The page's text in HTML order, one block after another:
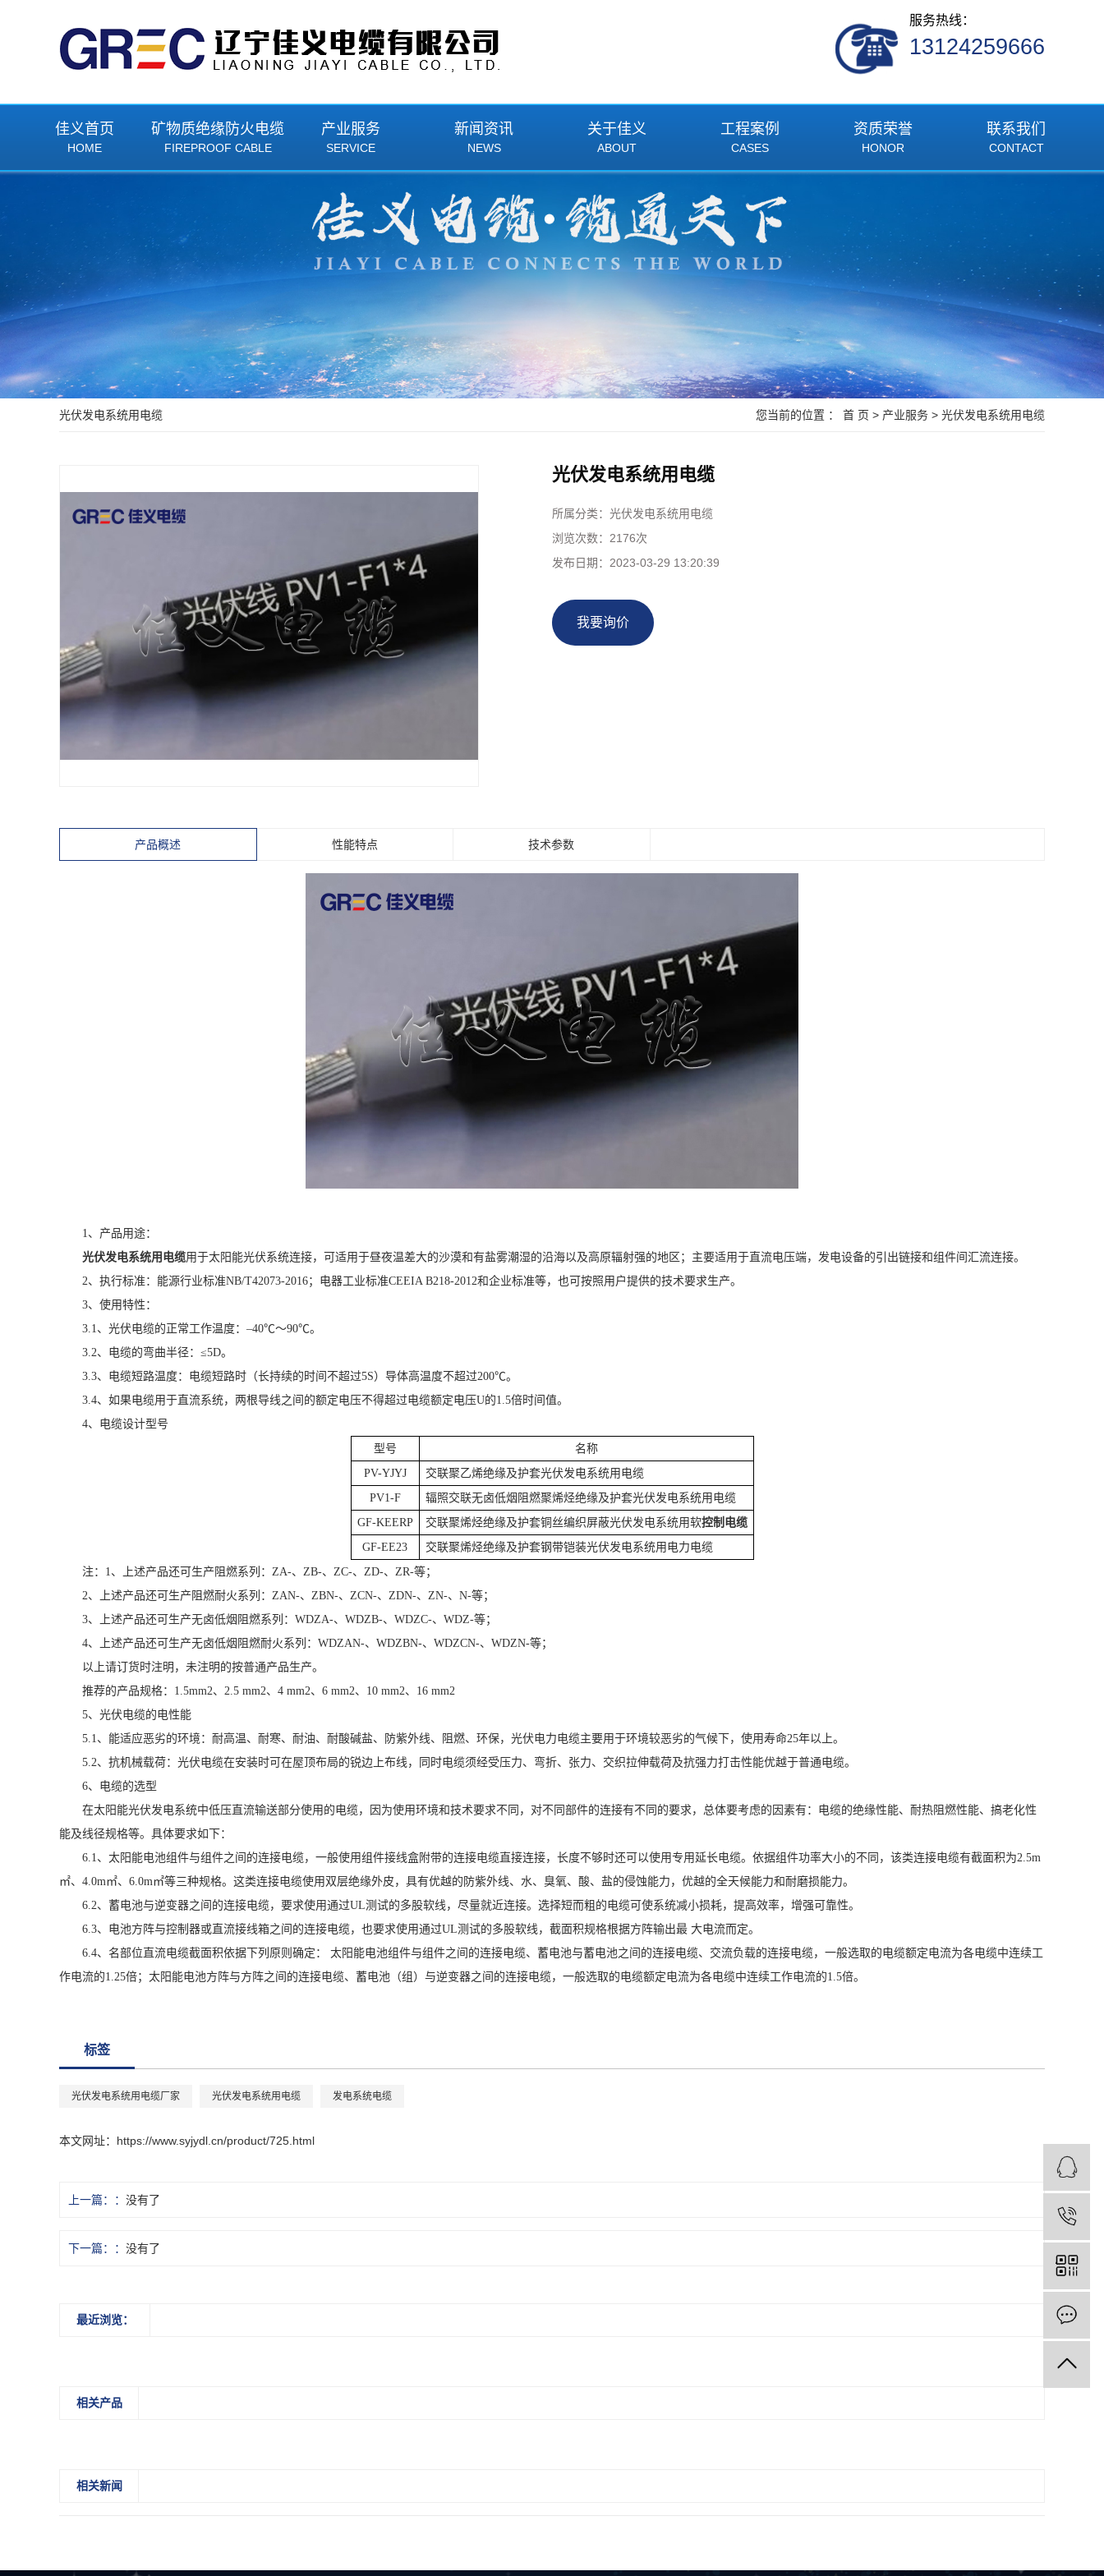
服务热线：
13124259666
佳义首页
HOME
矿物质绝缘防火电缆
FIREPROOF CABLE
BTLY(NG-A)隔离型矿物质绝缘防火电缆
YTTW柔性矿物质绝缘防火电缆
RTTZ柔性矿物质绝缘防火电缆
JRTHGY矿物质绝缘电加热防火电缆
YRTHGYA矿物质绝缘油井加热防火电缆
产业服务
SERVICE
BTLY(NG-A)隔离型矿物质绝缘防火电缆
YTTW柔性矿物质绝缘防火电缆
JRTHGY矿物质绝缘电加热防火电缆
YRTHGYA矿物质绝缘油井加热防火电缆
HFTGB不锈钢柔性防火电缆
绿色环保型电力电缆
绿色环保型控制电缆
塑料绝缘电力电缆
塑料绝缘电线和软线
塑料绝缘分支电缆
塑料绝缘铜包铝芯电线电缆
直流高压电缆
自限温伴热带
新闻资讯
NEWS
行业资讯
关于佳义
ABOUT
企业文化
工程案例
CASES
资质荣誉
HONOR
联系我们
CONTACT
光伏发电系统用电缆 您当前的位置 ： 首 页 > 产业服务 > 光伏发电系统用电缆
光伏发电系统用电缆
所属分类： 光伏发电系统用电缆
浏览次数： 2176次
发布日期： 2023-03-29 13:20:39
我要询价
产品概述 性能特点 技术参数
1、产品用途：
光伏发电系统用电缆用于太阳能光伏系统连接，可适用于昼夜温差大的沙漠和有盐雾潮湿的沿海以及高原辐射强的地区；主要适用于直流电压端，发电设备的引出链接和组件间汇流连接。
2、执行标准：能源行业标准NB/T42073-2016；电器工业标准CEEIA B218-2012和企业标准等，也可按照用户提供的技术要求生产。
3、使用特性：
3.1、光伏电缆的正常工作温度：–40℃～90℃。
3.2、电缆的弯曲半径：≤5D。
3.3、电缆短路温度：电缆短路时（长持续的时间不超过5S）导体高温度不超过200℃。
3.4、如果电缆用于直流系统，两根导线之间的额定电压不得超过电缆额定电压U的1.5倍时间值。
4、电缆设计型号
型号
名称
PV-YJYJ
交联聚乙烯绝缘及护套光伏发电系统用电缆
PV1-F
辐照交联无卤低烟阻燃聚烯烃绝缘及护套光伏发电系统用电缆
GF-KEERP
交联聚烯烃绝缘及护套铜丝编织屏蔽光伏发电系统用软控制电缆
GF-EE23
交联聚烯烃绝缘及护套钢带铠装光伏发电系统用电力电缆
注：1、上述产品还可生产阻燃系列：ZA-、ZB-、ZC-、ZD-、ZR-等；
2、上述产品还可生产阻燃耐火系列：ZAN-、ZBN-、ZCN-、ZDN-、ZN-、N-等；
3、上述产品还可生产无卤低烟阻燃系列：WDZA-、WDZB-、WDZC-、WDZ-等；
4、上述产品还可生产无卤低烟阻燃耐火系列：WDZAN-、WDZBN-、WDZCN-、WDZN-等；
以上请订货时注明，未注明的按普通产品生产。
推荐的产品规格：1.5mm2、2.5 mm2、4 mm2、6 mm2、10 mm2、16 mm2
5、光伏电缆的电性能
5.1、能适应恶劣的环境：耐高温、耐寒、耐油、耐酸碱盐、防紫外线、阻燃、环保，光伏电力电缆主要用于环境较恶劣的气候下，使用寿命25年以上。
5.2、抗机械载荷：光伏电缆在安装时可在屋顶布局的锐边上布线，同时电缆须经受压力、弯折、张力、交织拉伸载荷及抗强力打击性能优越于普通电缆。
6、电缆的选型
在太阳能光伏发电系统中低压直流输送部分使用的电缆，因为使用环境和技术要求不同，对不同部件的连接有不同的要求，总体要考虑的因素有：电缆的绝缘性能、耐热阻燃性能、搞老化性
能及线径规格等。具体要求如下：
6.1、太阳能电池组件与组件之间的连接电缆，一般使用组件接线盒附带的连接电缆直接连接，长度不够时还可以使用专用延长电缆。依据组件功率大小的不同，该类连接电缆有截面积为2.5m
㎡、4.0m㎡、6.0m㎡等三种规格。这类连接电缆使用双层绝缘外皮，具有优越的防紫外线、水、臭氧、酸、盐的侵蚀能力，优越的全天候能力和耐磨损能力。
6.2、蓄电池与逆变器之间的连接电缆，要求使用通过UL测试的多股软线，尽量就近连接。选择短而粗的电缆可使系统减小损耗，提高效率，增强可靠性。
6.3、电池方阵与控制器或直流接线箱之间的连接电缆，也要求使用通过UL测试的多股软线，截面积规格根据方阵输出最 大电流而定。
6.4、名部位直流电缆截面积依据下列原则确定： 太阳能电池组件与组件之间的连接电缆、蓄电池与蓄电池之间的连接电缆、交流负载的连接电缆，一般选取的电缆额定电流为各电缆中连续工
作电流的1.25倍；太阳能电池方阵与方阵之间的连接电缆、蓄电池（组）与逆变器之间的连接电缆，一般选取的电缆额定电流为各电缆中连续工作电流的1.5倍。
标签
光伏发电系统用电缆厂家 光伏发电系统用电缆 发电系统电缆
本文网址： https://www.syjydl.cn/product/725.html
上一篇： 没有了
下一篇： 没有了
最近浏览：
相关产品
相关新闻